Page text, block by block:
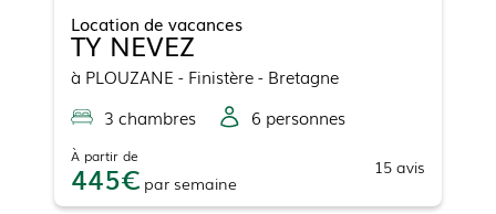
Location de vacances
TY NEVEZ
à PLOUZANE - Finistère - Bretagne
3 chambres 6 personnes
À partir de
445 par semaine
15 avis